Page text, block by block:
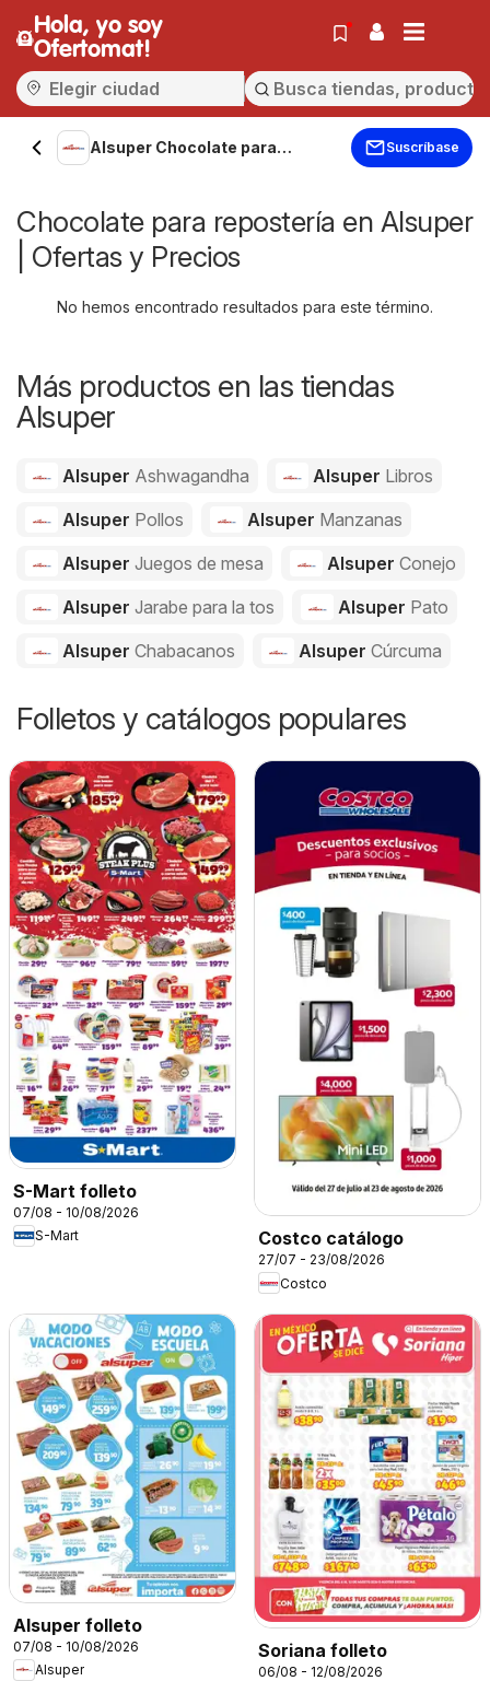
Hola, yo soy
Ofertomat!
Alsuper Chocolate para
Suscríbase
Chocolate para repostería en Alsuper
| Ofertas y Precios
No hemos encontrado resultados para este término.
Más productos en las tiendas
Alsuper
Alsuper Ashwagandha Alsuper Libros
Alsuper Pollos Alsuper Manzanas
Alsuper Juegos de mesa Alsuper Conejo
Alsuper Jarabe para la tos Alsuper Pato
Alsuper Chabacanos Alsuper Cúrcuma
Folletos y catálogos populares
S-Mart folleto
07/08 - 10/08/2026
S-Mart
Costco catálogo
27/07 - 23/08/2026
Costco
Alsuper folleto
07/08 - 10/08/2026
Alsuper
Soriana folleto
06/08 - 12/08/2026